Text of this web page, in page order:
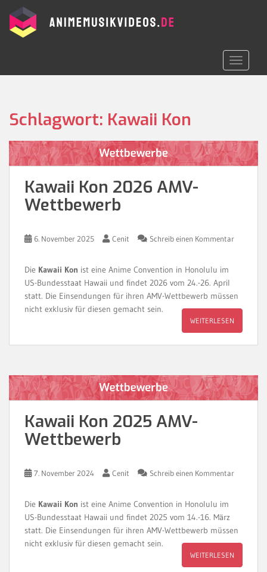
Schlagwort: Kawaii Kon
Kawaii Kon 2026 AMV-
Wettbewerb
6. November 2025 Cenit Schreib einen Kommentar
Die Kawaii Kon ist eine Anime Convention in Honolulu im
US-Bundesstaat Hawaii und findet 2026 vom 24.-26. April
statt. Die Einsendungen für ihren AMV-Wettbewerb müssen
nicht exklusiv für diesen gemacht sein.
WEITERLESEN
Kawaii Kon 2025 AMV-
Wettbewerb
7. November 2024 Cenit Schreib einen Kommentar
Die Kawaii Kon ist eine Anime Convention in Honolulu im
US-Bundesstaat Hawaii und findet 2025 vom 14.-16. März
statt. Die Einsendungen für ihren AMV-Wettbewerb müssen
nicht exklusiv für diesen gemacht sein.
WEITERLESEN